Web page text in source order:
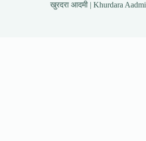
खुरदरा आदमी | Khurdara Aadmi